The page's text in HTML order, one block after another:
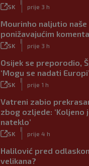
SK prije 3 h
Mourinho naljutio naše
ponižavajućim
SK prije 3 h
Osijek se preporodio,
‘Mogu se nadati Europi’
SK prije 1 h
Vatreni zabio
zbog ozljede: ‘Koljeno
nateklo’
SK prije 4 h
Halilović pred
velikana?